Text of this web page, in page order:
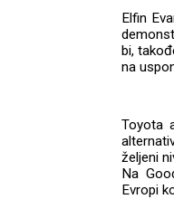
Elfin
bi,
na
Toyota
željeni
Na
Evropi